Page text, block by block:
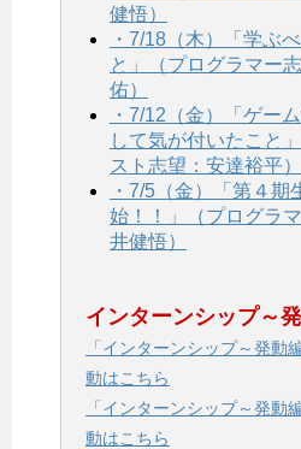
健悟）
・7/18（木）「学ぶ
と」（プログラマー
佑）
・7/12（金）「ゲー
して気が付いたこと
スト志望：安達裕平）
・7/5（金）「第４
始！！」（プログラ
井健悟）
インターンシップ～
「インターンシップ～発動
動はこちら
「インターンシップ～発動
動はこちら